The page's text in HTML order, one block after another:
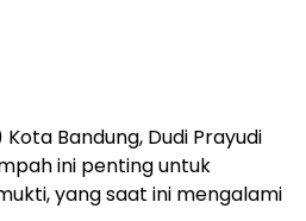
Bandung, Dudi Prayudi
ini penting untuk
yang saat ini mengalami